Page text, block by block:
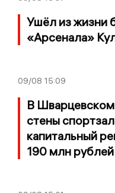
Ушёл из жизни
«Арсенала»
09/08 15:09
В
стены
капитальный
190 млн рублей